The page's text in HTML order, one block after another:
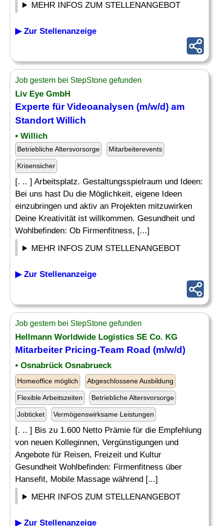
MEHR INFOS ZUM STELLENANGEBOT
▶ Zur Stellenanzeige
Job gestern bei StepStone gefunden
Liv Eye GmbH
Experte für Videoanalysen (m/w/d) am
Standort Willich
• Willich
Betriebliche Altersvorsorge Mitarbeiterevents
Krisensicher
[. .. ] Arbeitsplatz. Gestaltungsspielraum und Ideen:
Bei uns hast Du die Möglichkeit, eigene Ideen
einzubringen und aktiv an Projekten mitzuwirken
Deine Kreativität ist willkommen. Gesundheit und
Wohlbefinden: Ob Firmenfitness, [...]
MEHR INFOS ZUM STELLENANGEBOT
▶ Zur Stellenanzeige
Job gestern bei StepStone gefunden
Hellmann Worldwide Logistics SE Co. KG
Mitarbeiter Pricing-Team Road (m/w/d)
• Osnabrück Osnabrueck
Homeoffice möglich Abgeschlossene Ausbildung
Flexible Arbeitszeiten Betriebliche Altersvorsorge
Jobticket Vermögenswirksame Leistungen
[. .. ] Bis zu 1.600 Netto Prämie für die Empfehlung
von neuen Kolleginnen, Vergünstigungen und
Angebote für Reisen, Freizeit und Kultur
Gesundheit Wohlbefinden: Firmenfitness über
Hansefit, Mobile Massage während [...]
MEHR INFOS ZUM STELLENANGEBOT
▶ Zur Stellenanzeige